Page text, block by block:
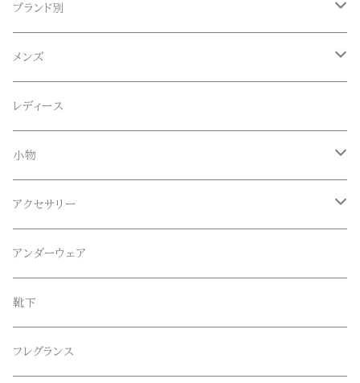
ブランド別
ACE SNKR(エーススニーカー)
Anapau,Seaing,ANAPAU UG
Blundstone(ブランドストーン)
CameOne(ケイムワン)
CANDY DESIGN&WORKS(CDW)
collonil(コロニル)
CountyComm(カウンティーコム)
メンズ
トップス
Tシャツ
ロンT
ボトムス
ロング
ショート
セットアップ
シューズ
シューズ
サンダル
レディース
小物
帽子、マフラー、手袋
メガネ、サングラス
ベルト
腕時計
アクセサリー
リング
ブレスレット、バングル
ネックレス
アンダーウェア
靴下
フレグランス